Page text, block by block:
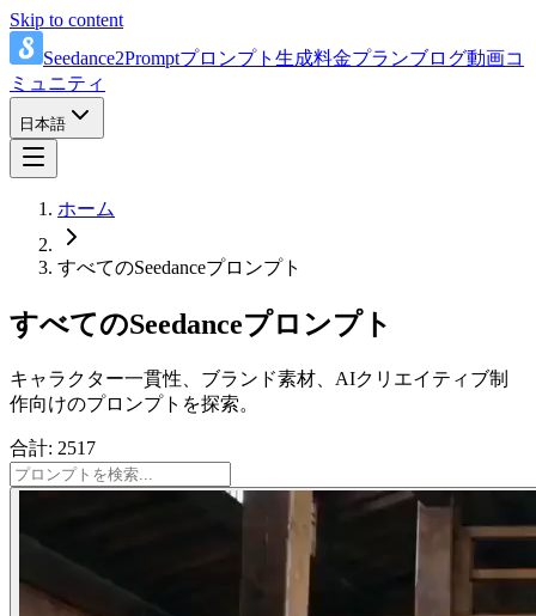
Skip to content
Seedance2Promptプロンプト 生成料金プランブログ動画コ
ミュニティ
日本語
ホーム
すべてのSeedanceプロンプト
すべてのSeedanceプロンプト
キャラクター一貫性、ブランド素材、AIクリエイティブ制
作向けのプロンプトを探索。
合計: 2517